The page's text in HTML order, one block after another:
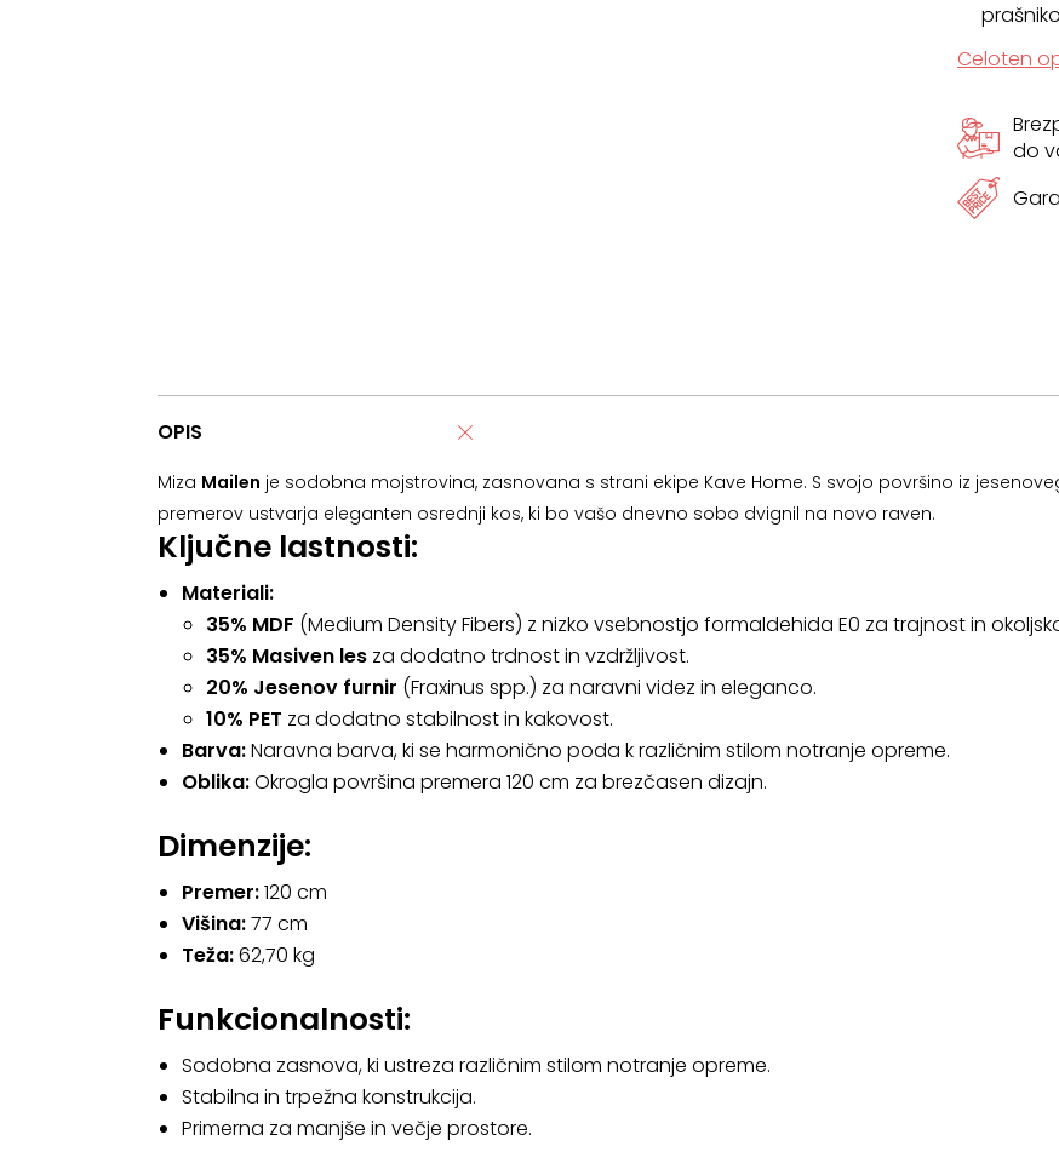
Celoten
do
OPIS
Miza Mailen je sodobna mojstrovina, zasnovana s strani ekipe Kave Home. S svojo površino iz
premerov ustvarja eleganten osrednji kos, ki bo vašo dnevno sobo dvignil na novo raven.
Ključne lastnosti:
Materiali:
35% MDF (Medium Density Fibers) z nizko vsebnostjo formaldehida E0 za trajnost in
35% Masiven les za dodatno trdnost in vzdržljivost.
20% Jesenov furnir (Fraxinus spp.) za naravni videz in eleganco.
10% PET za dodatno stabilnost in kakovost.
Barva:Naravna barva, ki se harmonično poda k različnim stilom notranje opreme.
Oblika:Okrogla površina premera 120 cm za brezčasen dizajn.
Dimenzije:
Premer:120 cm
Višina:77 cm
Teža:62,70 kg
Funkcionalnosti:
Sodobna zasnova, ki ustreza različnim stilom notranje opreme.
Stabilna in trpežna konstrukcija.
Primerna za manjše in večje prostore.